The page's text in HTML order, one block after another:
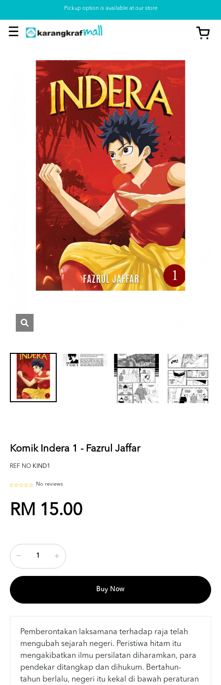
Pickup option is available at our store
Komik Indera 1 - Fazrul Jaffar
REF NO KIND1
No reviews
RM 15.00
Buy Now
Pemberontakan laksamana terhadap raja telah
mengubah sejarah negeri. Peristiwa hitam itu
mengakibatkan ilmu persilatan diharamkan, para
pendekar ditangkap dan dihukum. Bertahun-
tahun berlalu, negeri itu kekal di bawah peraturan